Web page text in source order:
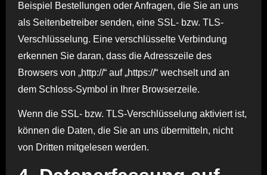
Beispiel Bestellungen oder Anfragen, die Sie an uns
als Seitenbetreiber senden, eine SSL- bzw. TLS-
Verschlüsselung. Eine verschlüsselte Verbindung
erkennen Sie daran, dass die Adresszeile des
Browsers von „http://“ auf „https://“ wechselt und an
dem Schloss-Symbol in Ihrer Browserzeile.
Wenn die SSL- bzw. TLS-Verschlüsselung aktiviert ist,
können die Daten, die Sie an uns übermitteln, nicht
von Dritten mitgelesen werden.